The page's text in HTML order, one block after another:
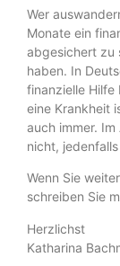
Wer
Monate ein
abgesichert zu
haben. In
finanzielle Hilfe
eine Krankheit
auch immer.
nicht,
Wenn Sie
schreiben Sie
Herzlichst
Katharina